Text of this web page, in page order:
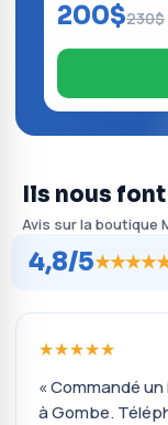
200$230$
Ils nous
Avis sur la boutique
4,8/5
★★★★★
« Commandé un
à Gombe.